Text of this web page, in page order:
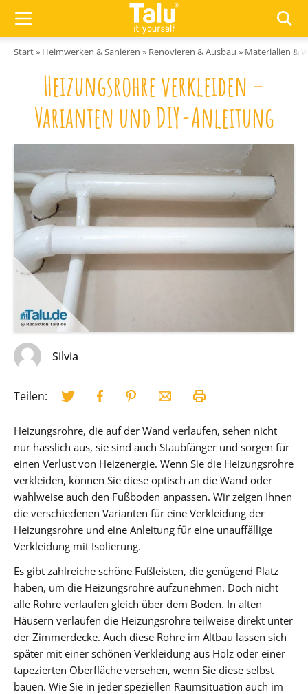
Start» Heimwerken & Sanieren » Renovieren & Ausbau » Materialien &
Heizungsrohre verkleiden –
Varianten und DIY-Anleitung
Silvia
Teilen:
Heizungsrohre, die auf der Wand verlaufen, sehen nicht
nur hässlich aus, sie sind auch Staubfänger und sorgen für
einen Verlust von Heizenergie. Wenn Sie die Heizungsrohre
verkleiden, können Sie diese optisch an die Wand oder
wahlweise auch den Fußboden anpassen. Wir zeigen Ihnen
die verschiedenen Varianten für eine Verkleidung der
Heizungsrohre und eine Anleitung für eine unauffällige
Verkleidung mit Isolierung.
Es gibt zahlreiche schöne Fußleisten, die genügend Platz
haben, um die Heizungsrohre aufzunehmen. Doch nicht
alle Rohre verlaufen gleich über dem Boden. In alten
Häusern verlaufen die Heizungsrohre teilweise direkt unter
der Zimmerdecke. Auch diese Rohre im Altbau lassen sich
später mit einer schönen Verkleidung aus Holz oder einer
tapezierten Oberfläche versehen, wenn Sie diese selbst
bauen. Wie Sie in jeder speziellen Raumsituation auch im